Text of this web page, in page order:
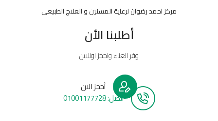
مركز احمد رضوان لرعاية المسنين و العلاج الطبيعى
أطلبنا الأن
وفر العناء واحجز اونلاين
أحجز الان
أتصل: 01001177728